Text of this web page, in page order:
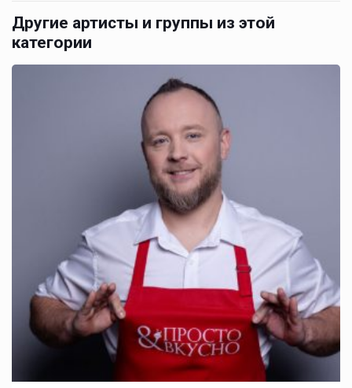
Другие артисты и группы из этой
категории